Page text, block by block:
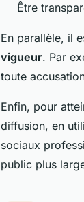
Être
En parallèle, il
vigueur. Par
toute
Enfin, pour
diffusion, en
sociaux
public plus